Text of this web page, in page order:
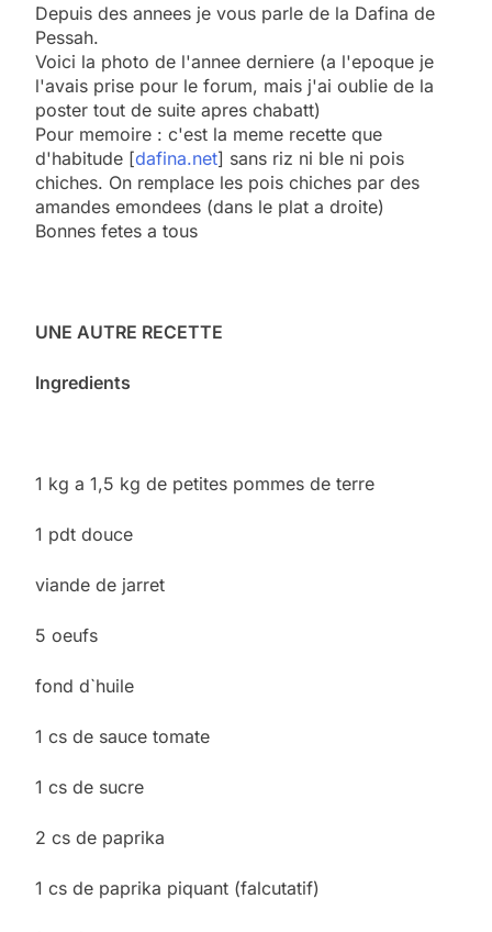
Depuis des annees je vous parle de la Dafina de
Pessah.
Voici la photo de l'annee derniere (a l'epoque je
l'avais prise pour le forum, mais j'ai oublie de la
poster tout de suite apres chabatt)
Pour memoire : c'est la meme recette que
d'habitude [dafina.net] sans riz ni ble ni pois
chiches. On remplace les pois chiches par des
amandes emondees (dans le plat a droite)
Bonnes fetes a tous
UNE AUTRE RECETTE
Ingredients
1 kg a 1,5 kg de petites pommes de terre
1 pdt douce
viande de jarret
5 oeufs
fond d`huile
1 cs de sauce tomate
1 cs de sucre
2 cs de paprika
1 cs de paprika piquant (falcutatif)